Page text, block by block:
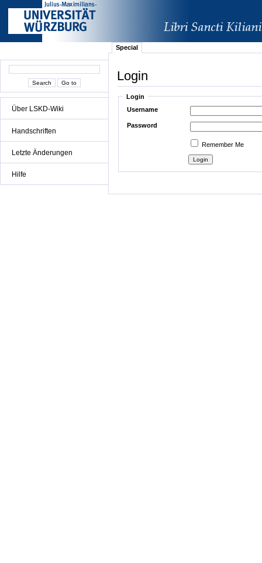
Über LSKD-Wiki
Handschriften
Letzte Änderungen
Hilfe
Special
Login
Login
Username
Password
Remember Me